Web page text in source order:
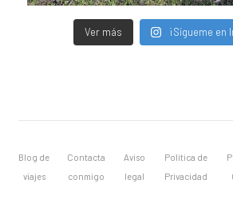
Ver más ¡Sígueme en
Blog de
viajes
Contacta
conmigo
Aviso
legal
Política de
Privacidad